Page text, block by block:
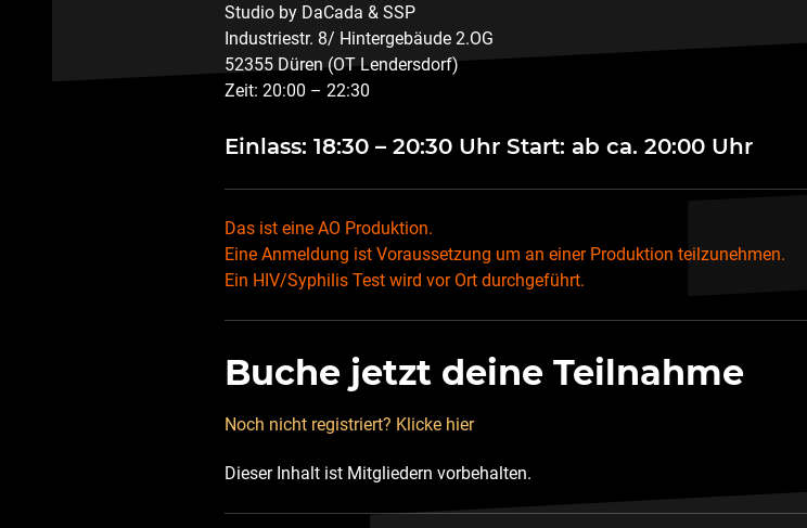
Studio by DaCada & SSP
Industriestr. 8/ Hintergebäude 2.OG
52355 Düren (OT Lendersdorf)
Zeit: 20:00 – 22:30
Einlass: 18:30 – 20:30 Uhr Start: ab ca. 20:00 Uhr
Das ist eine AO Produktion.
Eine Anmeldung ist Voraussetzung um an einer Produktion teilzunehmen.
Ein HIV/Syphilis Test wird vor Ort durchgeführt.
Buche jetzt deine Teilnahme
Noch nicht registriert? Klicke hier
Dieser Inhalt ist Mitgliedern vorbehalten.